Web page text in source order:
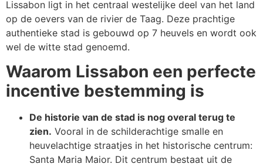
Lissabon ligt in het centraal westelijke deel van het land
op de oevers van de rivier de Taag. Deze prachtige
authentieke stad is gebouwd op 7 heuvels en wordt ook
wel de witte stad genoemd.
Waarom Lissabon een perfecte
incentive bestemming is
De historie van de stad is nog overal terug te
zien. Vooral in de schilderachtige smalle en
heuvelachtige straatjes in het historische centrum:
Santa Maria Maior. Dit centrum bestaat uit de